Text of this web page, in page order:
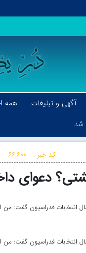
آگهی و تبلیغات همه
شد
کد خبر : ۶۶,۶۰۰
دعوای
فدراسیون گفت: من از
فدراسیون گفت: من از